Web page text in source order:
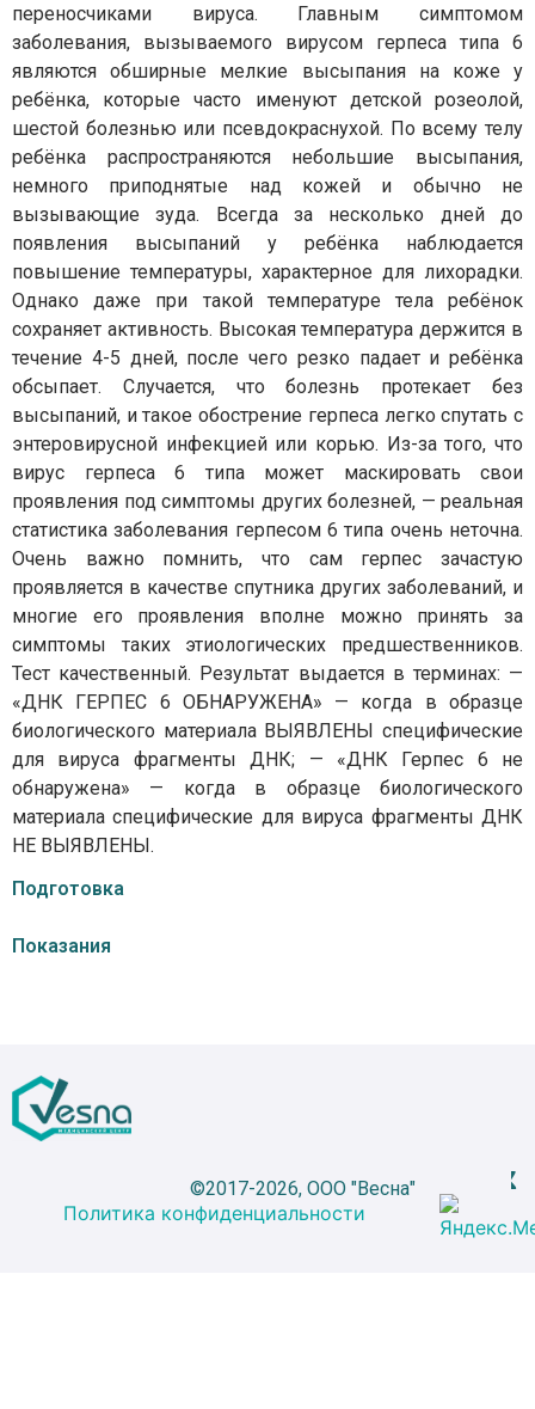
переносчиками вируса. Главным симптомом
заболевания, вызываемого вирусом герпеса типа 6
являются обширные мелкие высыпания на коже у
ребёнка, которые часто именуют детской розеолой,
шестой болезнью или псевдокраснухой. По всему телу
ребёнка распространяются небольшие высыпания,
немного приподнятые над кожей и обычно не
вызывающие зуда. Всегда за несколько дней до
появления высыпаний у ребёнка наблюдается
повышение температуры, характерное для лихорадки.
Однако даже при такой температуре тела ребёнок
сохраняет активность. Высокая температура держится в
течение 4-5 дней, после чего резко падает и ребёнка
обсыпает. Случается, что болезнь протекает без
высыпаний, и такое обострение герпеса легко спутать с
энтеровирусной инфекцией или корью. Из-за того, что
вирус герпеса 6 типа может маскировать свои
проявления под симптомы других болезней, — реальная
статистика заболевания герпесом 6 типа очень неточна.
Очень важно помнить, что сам герпес зачастую
проявляется в качестве спутника других заболеваний, и
многие его проявления вполне можно принять за
симптомы таких этиологических предшественников.
Тест качественный. Результат выдается в терминах: —
«ДНК ГЕРПЕС 6 ОБНАРУЖЕНА» — когда в образце
биологического материала ВЫЯВЛЕНЫ специфические
для вируса фрагменты ДНК; — «ДНК Герпес 6 не
обнаружена» — когда в образце биологического
материала специфические для вируса фрагменты ДНК
НЕ ВЫЯВЛЕНЫ.
Подготовка
Показания
©2017-2026, ООО "Весна"
Политика конфиденциальности